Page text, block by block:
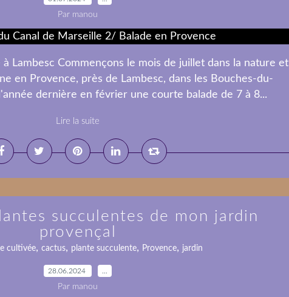
Par manou
Lambesc Commençons le mois de juillet dans la nature et
en Provence, près de Lambesc, dans les Bouches-du-
dernière en février une courte balade de 7 à 8...
Lire la suite
succulentes de mon jardin
provençal
cultivée, cactus, plante succulente, Provence, jardin
28.06.2024
Par manou